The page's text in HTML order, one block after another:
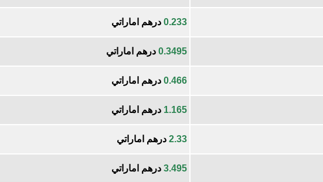
0.233 درهم اماراتي
0.3495 درهم اماراتي
0.466 درهم اماراتي
1.165 درهم اماراتي
2.33 درهم اماراتي
3.495 درهم اماراتي